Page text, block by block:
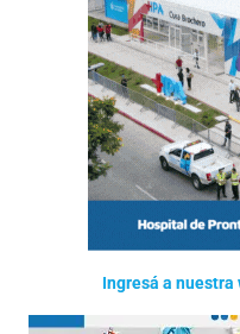
Ingresá a nuestra